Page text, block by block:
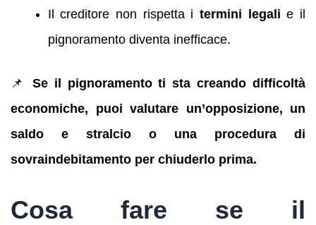
Il creditore non rispetta i termini legali e il
pignoramento diventa inefficace.
📌 Se il pignoramento ti sta creando difficoltà
economiche, puoi valutare un’opposizione, un
saldo e stralcio o una procedura di
sovraindebitamento per chiuderlo prima.
Cosa fare se il